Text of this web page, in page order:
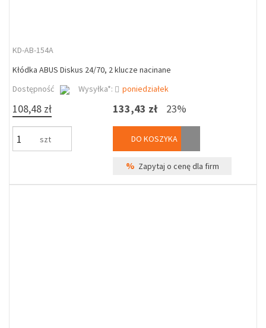
KD-AB-154A
Kłódka ABUS Diskus 24/70, 2 klucze nacinane
Dostępność
Wysyłka*: poniedziałek
108,48 zł
szt
133,43 zł 23%
DO KOSZYKA
% Zapytaj o cenę dla firm